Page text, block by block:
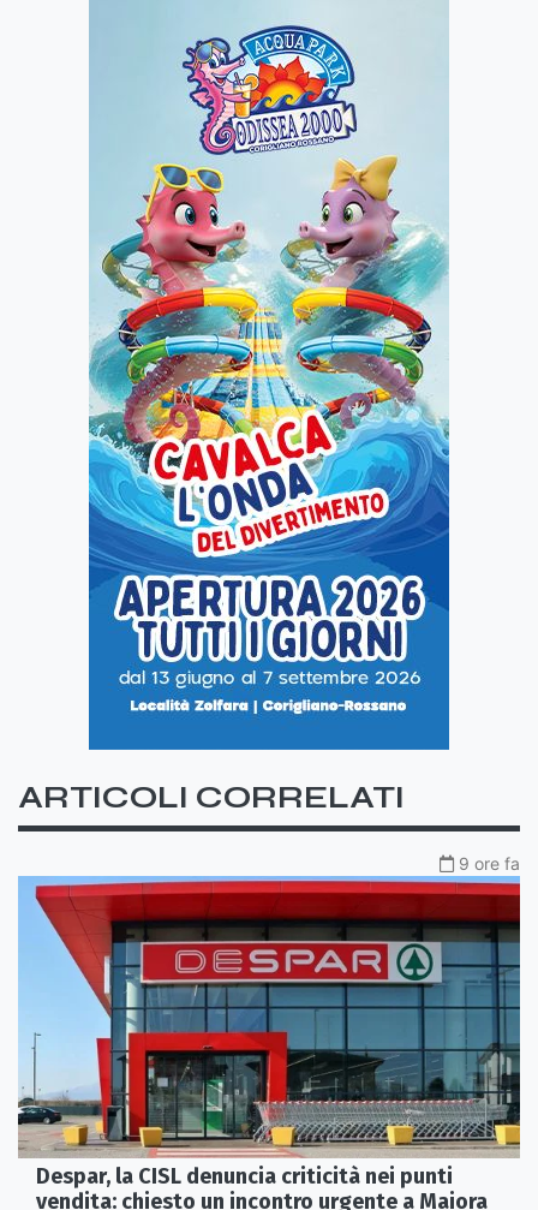
ARTICOLI CORRELATI
9 ore fa
Despar, la CISL denuncia criticità nei punti
vendita: chiesto un incontro urgente a Maiora